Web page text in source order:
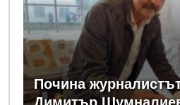
Почина
Димитър